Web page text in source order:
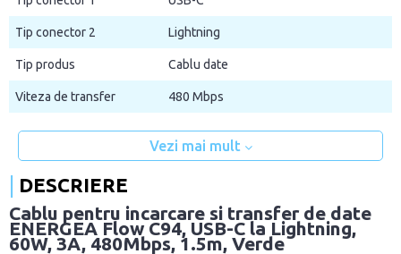
Tip conector 2 Lightning
Tip produs Cablu date
Viteza de transfer 480 Mbps
Vezi mai mult
DESCRIERE
Cablu pentru incarcare si transfer de date
ENERGEA Flow C94, USB-C la Lightning,
60W, 3A, 480Mbps, 1.5m, Verde